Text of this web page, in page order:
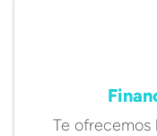
Te ofrecemos